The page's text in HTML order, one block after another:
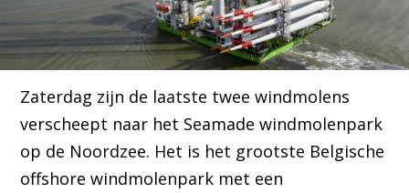
Zaterdag zijn de laatste twee windmolens
verscheept naar het Seamade windmolenpark
op de Noordzee. Het is het grootste Belgische
offshore windmolenpark met een